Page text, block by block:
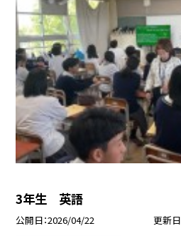
3年生 英語
公開日 2026/04/22 更新日